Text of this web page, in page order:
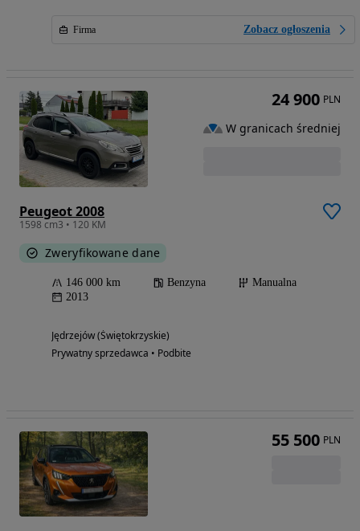
Firma Zobacz ogłoszenia
Peugeot 2008
1598 cm3 • 120 KM
Zweryfikowane dane
146 000 km Benzyna
Manualna
2013
Jędrzejów (Świętokrzyskie)
Prywatny sprzedawca • Podbite
24 900 PLN
W granicach średniej
55 500 PLN